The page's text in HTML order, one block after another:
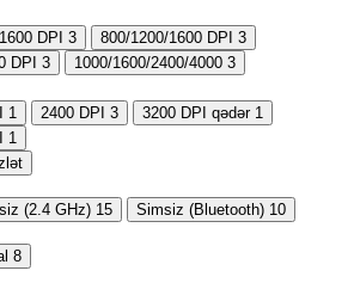
DPI 3 800/1200/1600 DPI 3
DPI 3 1000/1600/2400/4000 3
1 2400 DPI 3 3200 DPI qədər 1
1
(2.4 GHz) 15 Simsiz (Bluetooth) 10
8